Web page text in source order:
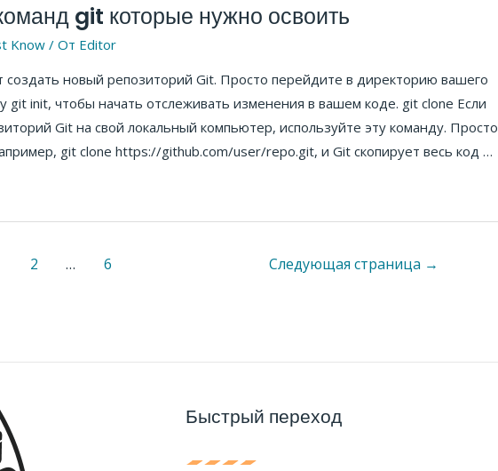
git которые нужно освоить
Know/ От Editor
создать новый репозиторий Git. Просто перейдите в директорию вашего
git init, чтобы начать отслеживать изменения в вашем коде. git clone Если
Git на свой локальный компьютер, используйте эту команду. Просто
git clone https://github.com/user/repo.git, и Git скопирует весь код …
2 … 6 Следующая страница →
Быстрый переход